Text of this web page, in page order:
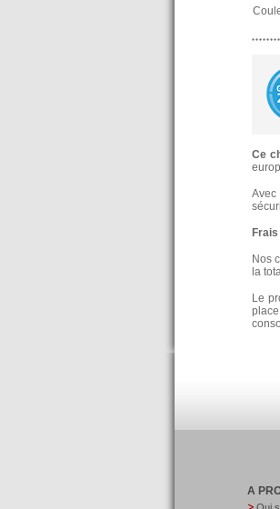
Ce
Nos
la
Le
A